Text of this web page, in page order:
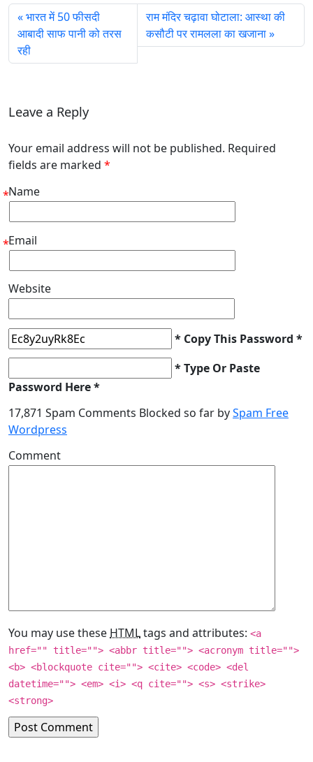
भारत में 50 फीसदी
आबादी साफ पानी को तरस
रही
राम मंदिर चढ़ावा घोटाला: आस्था की
कसौटी पर रामलला का खजाना
Leave a Reply
Your email address will not be published. Required
fields are marked *
Name
*
Email
*
Website
* Copy This Password *
* Type Or Paste
Password Here *
17,871 Spam Comments Blocked so far bySpam Free
Wordpress
Comment
You may use these HTMLtags and attributes: <a
href="" title=""> <abbr title=""> <acronym title="">
<b> <blockquote cite=""> <cite> <code> <del
datetime=""> <em> <i> <q cite=""> <s> <strike>
<strong>